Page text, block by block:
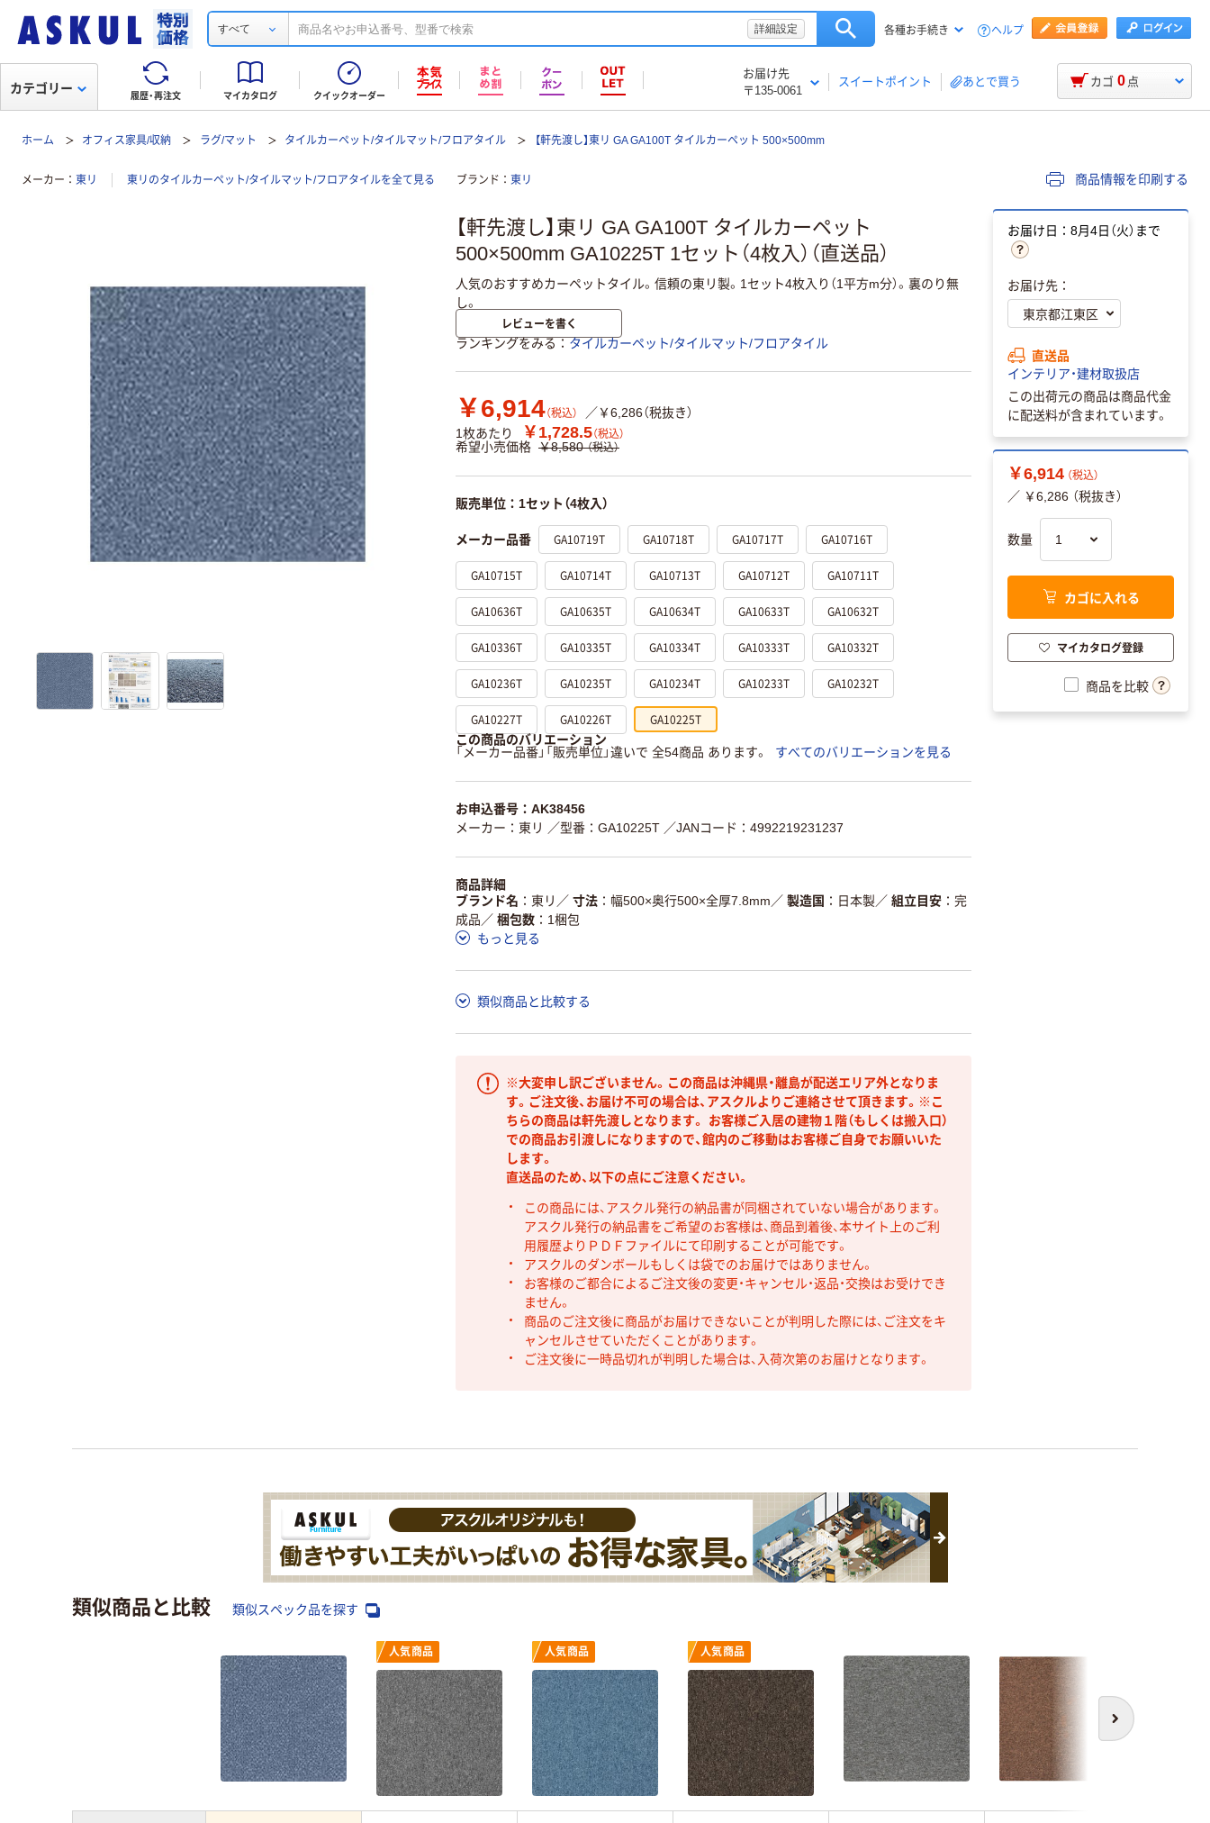
すべて 詳細設定 各種お手続き ヘルプ
履歴・再注文 マイカタログ クイックオーダー
お届け先
〒135-0061
スイートポイント あとで買う
カテゴリー カゴ 0 点
ホーム オフィス家具/収納 ラグ/マット タイルカーペット/タイルマット/フロアタイル 【軒先渡し】東リ GA GA100T タイルカーペット 500×500mm
メーカー 東リ 東リのタイルカーペット/タイルマット/フロアタイルを全て見る ブランド 東リ 商品情報を印刷する
【軒先渡し】東リ GA GA100T タイルカーペット
500×500mm GA10225T 1セット（4枚入）（直送品）
人気のおすすめカーペットタイル。信頼の東リ製。1セット4枚入り（1平方m分）。裏のり無
し。
レビューを書く
ランキングをみる タイルカーペット/タイルマット/フロアタイル
￥6,914（税込）
／￥6,286（税抜き）
1枚あたり
￥1,728.5（税込）
希望小売価格 ￥8,580 （税込）
販売単位：1セット（4枚入）
メーカー品番 GA10719T GA10718T GA10717T GA10716T
GA10715T GA10714T GA10713T GA10712T GA10711T
GA10636T GA10635T GA10634T GA10633T GA10632T
GA10336T GA10335T GA10334T GA10333T GA10332T
GA10236T GA10235T GA10234T GA10233T GA10232T
GA10227T GA10226T GA10225T
この商品のバリエーション
「メーカー品番」「販売単位」違いで 全54商品 あります。
すべてのバリエーションを見る
お申込番号：AK38456
メーカー：東リ ／型番：GA10225T ／JANコード：4992219231237
商品詳細
ブランド名
東リ ／ 寸法 幅500×奥行500×全厚7.8mm ／ 製造国 日本製／ 組立目安
完
成品 ／ 梱包数
1梱包
もっと見る
類似商品と比較する
※大変申し訳ございません。この商品は沖縄県・離島が配送エリア外となりま
す。ご注文後、お届け不可の場合は、アスクルよりご連絡させて頂きます。※こ
ちらの商品は軒先渡しとなります。 お客様ご入居の建物１階（もしくは搬入口）
での商品お引渡しになりますので、館内のご移動はお客様ご自身でお願いいた
します。
直送品のため、以下の点にご注意ください。
この商品には、アスクル発行の納品書が同梱されていない場合があります。
アスクル発行の納品書をご希望のお客様は、商品到着後、本サイト上のご利
用履歴よりＰＤＦファイルにて印刷することが可能です。
アスクルのダンボールもしくは袋でのお届けではありません。
お客様のご都合によるご注文後の変更・キャンセル・返品・交換はお受けでき
ません。
商品のご注文後に商品がお届けできないことが判明した際には、ご注文をキ
ャンセルさせていただくことがあります。
ご注文後に一時品切れが判明した場合は、入荷次第のお届けとなります。
お届け日：8月4日（火）まで
お届け先：
直送品
インテリア・建材取扱店
この出荷元の商品は商品代金
に配送料が含まれています。
￥6,914 （税込）
／ ￥6,286 （税抜き）
数量
カゴに入れる
マイカタログ登録
商品を比較
類似商品と比較 類似スペック品を探す
次へ
人気商品 人気商品 人気商品